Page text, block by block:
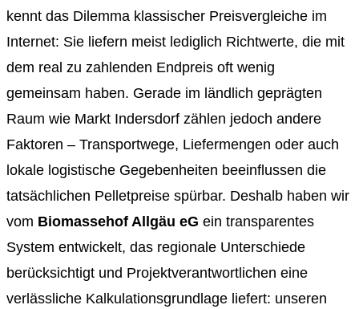
kennt das Dilemma klassischer Preisvergleiche im
Internet: Sie liefern meist lediglich Richtwerte, die mit
dem real zu zahlenden Endpreis oft wenig
gemeinsam haben. Gerade im ländlich geprägten
Raum wie Markt Indersdorf zählen jedoch andere
Faktoren – Transportwege, Liefermengen oder auch
lokale logistische Gegebenheiten beeinflussen die
tatsächlichen Pelletpreise spürbar. Deshalb haben wir
vom Biomassehof Allgäu eG ein transparentes
System entwickelt, das regionale Unterschiede
berücksichtigt und Projektverantwortlichen eine
verlässliche Kalkulationsgrundlage liefert: unseren